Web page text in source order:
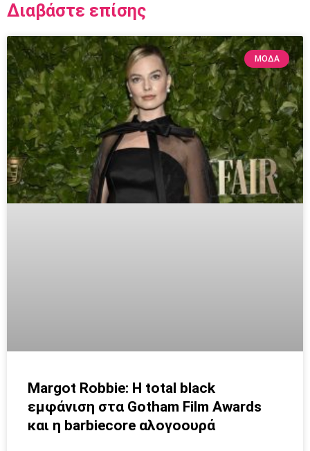
Διαβάστε επίσης
ΜΟΔΑ
Margot Robbie: Η total black
εμφάνιση στα Gotham Film Awards
και η barbiecore αλογοουρά